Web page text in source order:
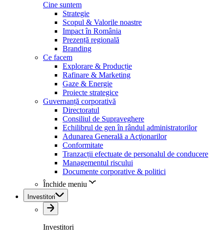
Cine suntem
Strategie
Scopul & Valorile noastre
Impact în România
Prezență regională
Branding
Ce facem
Explorare & Producție
Rafinare & Marketing
Gaze & Energie
Proiecte strategice
Guvernanță corporativă
Directoratul
Consiliul de Supraveghere
Echilibrul de gen în rândul administratorilor
Adunarea Generală a Acţionarilor
Conformitate
Tranzacții efectuate de personalul de conducere
Managementul riscului
Documente corporative & politici
Închide meniu
Investitori
Investitori